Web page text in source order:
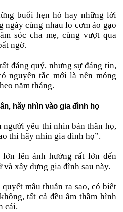
buổi hẹn hò hay những lời
ngày cùng nhau lo cơm áo gạo
sóc cha mẹ, cùng vượt qua
ngờ.
đáng quý, nhưng sự đáng tin,
nguyên tắc mới là nền móng
năm tháng.
hãy nhìn vào gia đình họ
người yêu thì nhìn bản thân họ,
thì hãy nhìn gia đình họ”.
lên ảnh hưởng rất lớn đến
xây dựng gia đình sau này.
mâu thuẫn ra sao, có biết
tất cả đều âm thầm hình
cái.